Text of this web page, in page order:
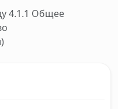
4.1.1 Общее